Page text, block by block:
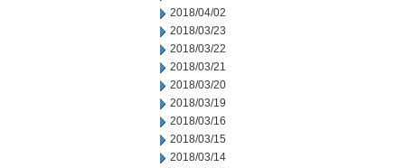
2018/04/02
2018/03/23
2018/03/22
2018/03/21
2018/03/20
2018/03/19
2018/03/16
2018/03/15
2018/03/14